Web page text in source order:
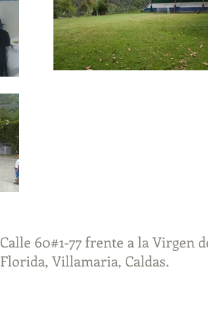
Calle 60#1-77 frente a la Virgen
Florida, Villamaria, Caldas.